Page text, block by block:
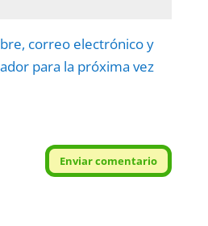
correo electrónico y
para la próxima vez
Enviar comentario